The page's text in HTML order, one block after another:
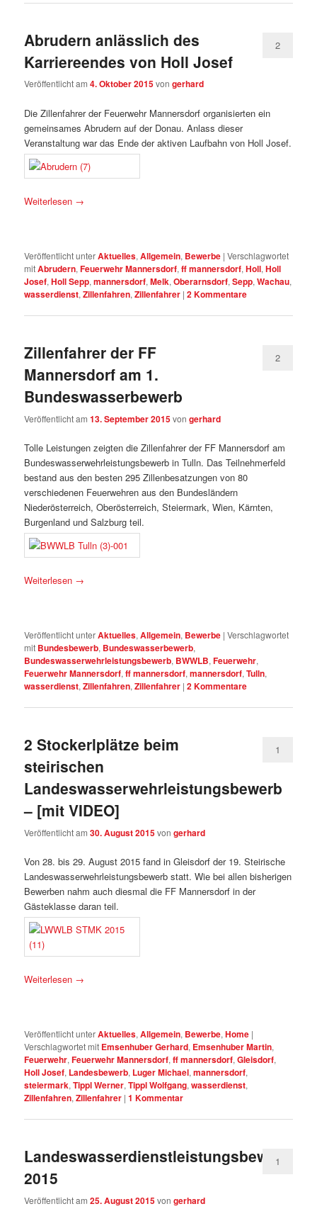
Abrudern anlässlich des
Karriereendes von Holl Josef
Veröffentlicht am4. Oktober 2015vongerhard
2
Die Zillenfahrer der Feuerwehr Mannersdorf organisierten ein
gemeinsames Abrudern auf der Donau. Anlass dieser
Veranstaltung war das Ende der aktiven Laufbahn von Holl Josef.
Weiterlesen →
Veröffentlicht unterAktuelles,Allgemein, Bewerbe |Verschlagwortet
mitAbrudern,Feuerwehr Mannersdorf,ff mannersdorf,Holl,Holl
Josef,Holl Sepp,mannersdorf,Melk,Oberarnsdorf,Sepp,Wachau,
wasserdienst,Zillenfahren,Zillenfahrer |2Kommentare
Zillenfahrer der FF
Mannersdorf am 1.
Bundeswasserbewerb
Veröffentlicht am13. September 2015vongerhard
2
Tolle Leistungen zeigten die Zillenfahrer der FF Mannersdorf am
Bundeswasserwehrleistungsbewerb in Tulln. Das Teilnehmerfeld
bestand aus den besten 295 Zillenbesatzungen von 80
verschiedenen Feuerwehren aus den Bundesländern
Niederösterreich, Oberösterreich, Steiermark, Wien, Kärnten,
Burgenland und Salzburg teil.
Weiterlesen →
Veröffentlicht unterAktuelles,Allgemein, Bewerbe |Verschlagwortet
mit Bundesbewerb, Bundeswasserbewerb,
Bundeswasserwehrleistungsbewerb, BWWLB,Feuerwehr,
Feuerwehr Mannersdorf,ff mannersdorf,mannersdorf,Tulln,
wasserdienst,Zillenfahren,Zillenfahrer |2Kommentare
2 Stockerlplätze beim
steirischen
Landeswasserwehrleistungsbewerb
– [mit VIDEO]
Veröffentlicht am30. August 2015vongerhard
1
Von 28. bis 29. August 2015 fand in Gleisdorf der 19. Steirische
Landeswasserwehrleistungsbewerb statt. Wie bei allen bisherigen
Bewerben nahm auch diesmal die FF Mannersdorf in der
Gästeklasse daran teil.
Weiterlesen →
Veröffentlicht unterAktuelles,Allgemein, Bewerbe,Home |
Verschlagwortet mit Emsenhuber Gerhard, Emsenhuber Martin,
Feuerwehr,Feuerwehr Mannersdorf,ff mannersdorf,Gleisdorf,
Holl Josef, Landesbewerb, Luger Michael,mannersdorf,
steiermark,Tippl Werner,Tippl Wolfgang,wasserdienst,
Zillenfahren,Zillenfahrer |1 Kommentar
Landeswasserdienstleistungsbewerb
2015
Veröffentlicht am25. August 2015vongerhard
1